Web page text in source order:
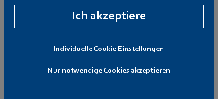
Ich akzeptiere
Individuelle Cookie Einstellungen
Nur notwendige Cookies akzeptieren